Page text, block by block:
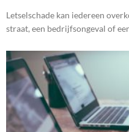
Letselschade kan iedereen
straat, een bedrijfsongeval of